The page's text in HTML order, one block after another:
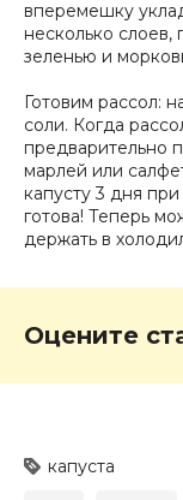
вперемешку
несколько
зеленью и
Готовим рассол:
соли. Когда
предварительно
марлей или
капусту 3 дня
готова! Теперь
держать в
Оцените
капуста